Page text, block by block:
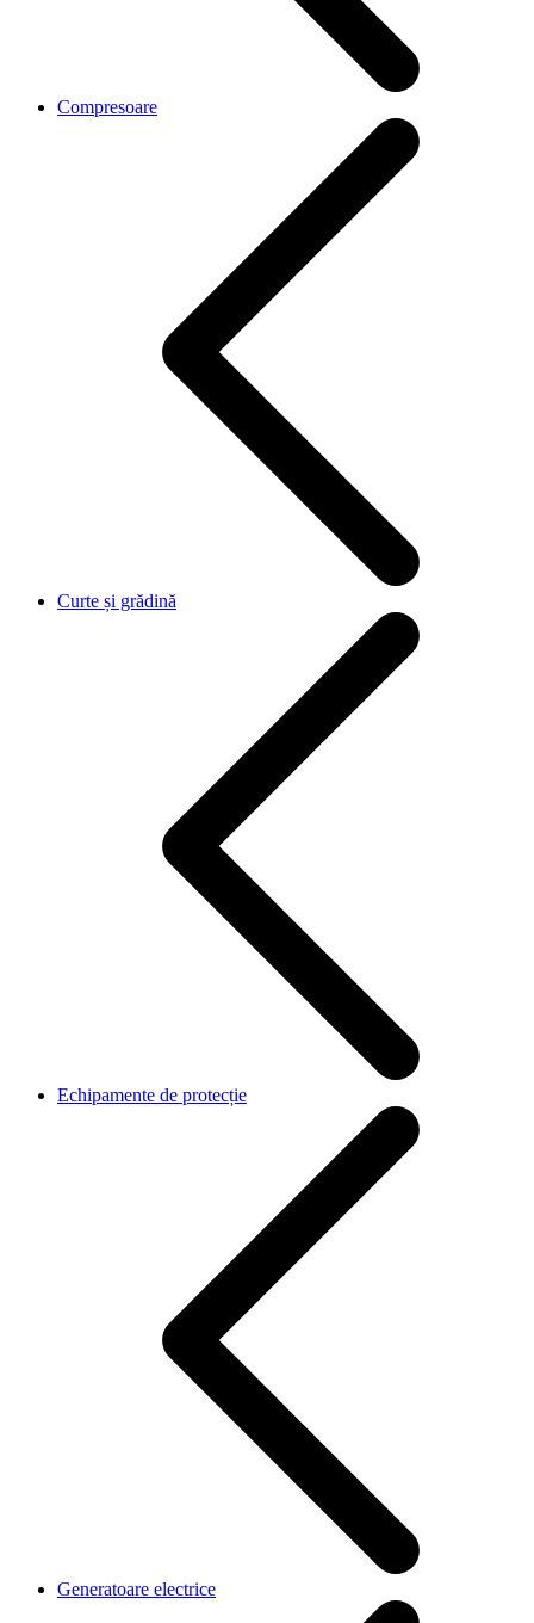
Compresoare
Curte și grădină
Echipamente de protecție
Generatoare electrice